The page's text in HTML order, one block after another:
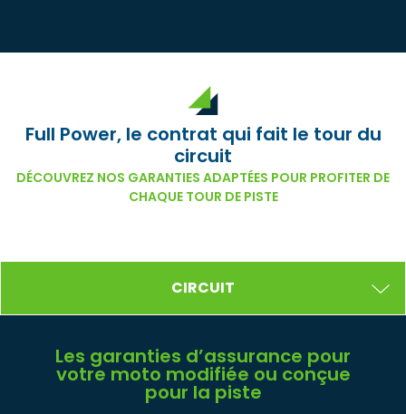
Full Power, le contrat qui fait le tour du
circuit
DÉCOUVREZ NOS GARANTIES ADAPTÉES POUR PROFITER DE
CHAQUE TOUR DE PISTE
CIRCUIT
Les garanties d’assurance pour
votre moto modifiée ou conçue
pour la piste